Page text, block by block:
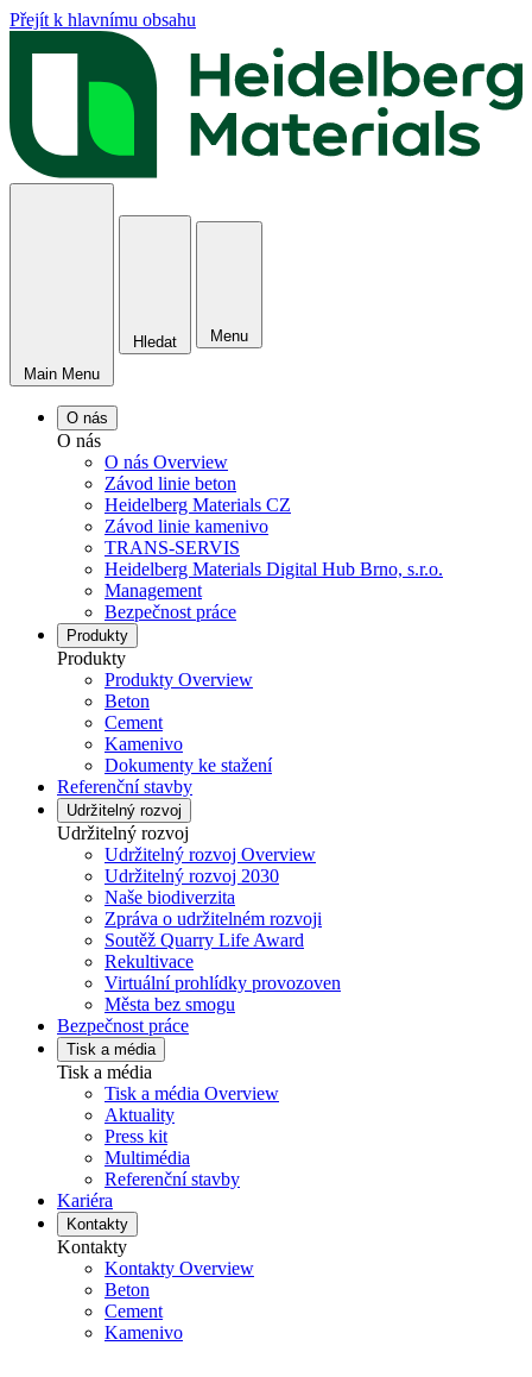
Přejít k hlavnímu obsahu
Main Menu
Hledat Menu
O nás
O nás
O nás Overview
Závod linie beton
Heidelberg Materials CZ
Závod linie kamenivo
TRANS-SERVIS
Heidelberg Materials Digital Hub Brno, s.r.o.
Management
Bezpečnost práce
Produkty
Produkty
Produkty Overview
Beton
Cement
Kamenivo
Dokumenty ke stažení
Referenční stavby
Udržitelný rozvoj
Udržitelný rozvoj
Udržitelný rozvoj Overview
Udržitelný rozvoj 2030
Naše biodiverzita
Zpráva o udržitelném rozvoji
Soutěž Quarry Life Award
Rekultivace
Virtuální prohlídky provozoven
Města bez smogu
Bezpečnost práce
Tisk a média
Tisk a média
Tisk a média Overview
Aktuality
Press kit
Multimédia
Referenční stavby
Kariéra
Kontakty
Kontakty
Kontakty Overview
Beton
Cement
Kamenivo